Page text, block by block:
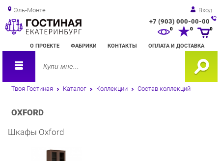
Эль-Монте Вход
+7 (903) 000-00-00
О ПРОЕКТЕ ФАБРИКИ КОНТАКТЫ ОПЛАТА И ДОСТАВКА
0 0
Твоя Гостиная Каталог Коллекции Состав коллекций
OXFORD
Шкафы Oxford